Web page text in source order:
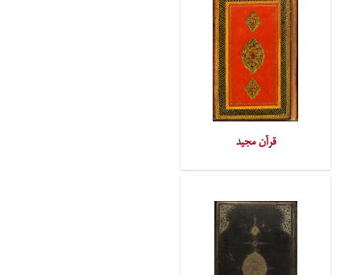
قرآن مجید